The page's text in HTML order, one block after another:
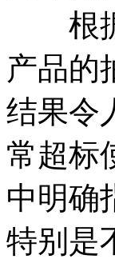
根据
产品的
结果令
常超标
中明确
特别是